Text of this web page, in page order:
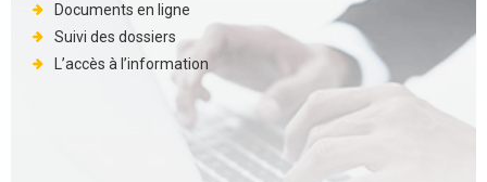
Documents en ligne
Suivi des dossiers
L’accès à l’information